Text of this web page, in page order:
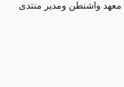
واشنطن ومدير منتدى